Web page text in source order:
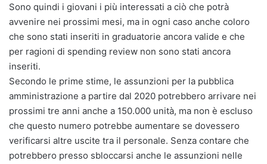
Sono quindi i giovani i più interessati a ciò che potrà
avvenire nei prossimi mesi, ma in ogni caso anche coloro
che sono stati inseriti in graduatorie ancora valide e che
per ragioni di spending review non sono stati ancora
inseriti.
Secondo le prime stime, le assunzioni per la pubblica
amministrazione a partire dal 2020 potrebbero arrivare nei
prossimi tre anni anche a 150.000 unità, ma non è escluso
che questo numero potrebbe aumentare se dovessero
verificarsi altre uscite tra il personale. Senza contare che
potrebbero presso sbloccarsi anche le assunzioni nelle